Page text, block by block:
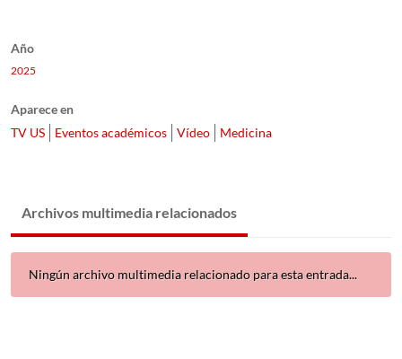
Año
2025
Aparece en
TV US
Eventos académicos Vídeo Medicina
Archivos multimedia relacionados
Ningún archivo multimedia relacionado para esta entrada...